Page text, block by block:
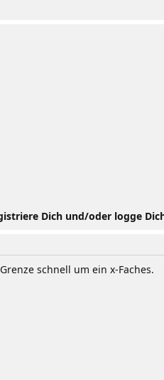
Dich und/oder logge
schnell um ein x-Faches.